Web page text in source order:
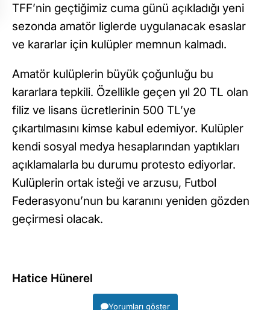
TFF’nin geçtiğimiz cuma günü açıkladığı yeni
sezonda amatör liglerde uygulanacak esaslar
ve kararlar için kulüpler memnun kalmadı.
Amatör kulüplerin büyük çoğunluğu bu
kararlara tepkili. Özellikle geçen yıl 20 TL olan
filiz ve lisans ücretlerinin 500 TL’ye
çıkartılmasını kimse kabul edemiyor. Kulüpler
kendi sosyal medya hesaplarından yaptıkları
açıklamalarla bu durumu protesto ediyorlar.
Kulüplerin ortak isteği ve arzusu, Futbol
Federasyonu’nun bu karanını yeniden gözden
geçirmesi olacak.
Hatice Hünerel
Yorumları göster